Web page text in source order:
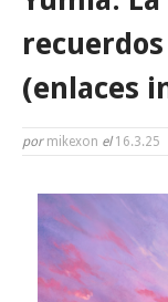
(enlaces
por mikexon el16.3.25